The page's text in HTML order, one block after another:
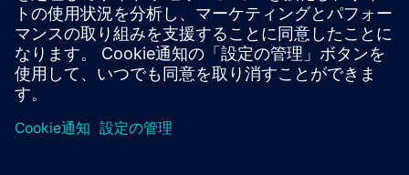
本トレーニングの標準価格表（例：購買部門向け）をご希望の
場合は、以下のリンクをクリックしてください。まず、お客様
の基本情報をご入力いただくと、その後、見積書がメールで送
付されます。